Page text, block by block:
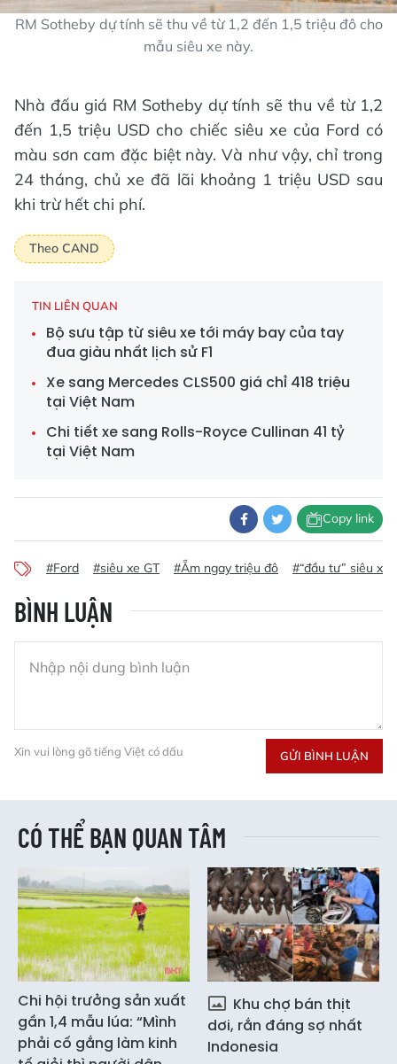
RM Sotheby dự tính sẽ thu về từ 1,2 đến 1,5 triệu đô cho
mẫu siêu xe này.
Nhà đấu giá RM Sotheby dự tính sẽ thu về từ 1,2
đến 1,5 triệu USD cho chiếc siêu xe của Ford có
màu sơn cam đặc biệt này. Và như vậy, chỉ trong
24 tháng, chủ xe đã lãi khoảng 1 triệu USD sau
khi trừ hết chi phí.
Theo CAND
TIN LIÊN QUAN
Bộ sưu tập từ siêu xe tới máy bay của tay
đua giàu nhất lịch sử F1
Xe sang Mercedes CLS500 giá chỉ 418 triệu
tại Việt Nam
Chi tiết xe sang Rolls-Royce Cullinan 41 tỷ
tại Việt Nam
Copy link
#Ford #siêu xe GT #Ẵm ngay triệu đô #“đầu tư” siêu xe
BÌNH LUẬN
Xin vui lòng gõ tiếng Việt có dấu GỬI BÌNH LUẬN
CÓ THỂ BẠN QUAN TÂM
Chi hội trưởng sản xuất
gần 1,4 mẫu lúa: “Mình
phải cố gắng làm kinh
Khu chợ bán thịt
dơi, rắn đáng sợ nhất
Indonesia